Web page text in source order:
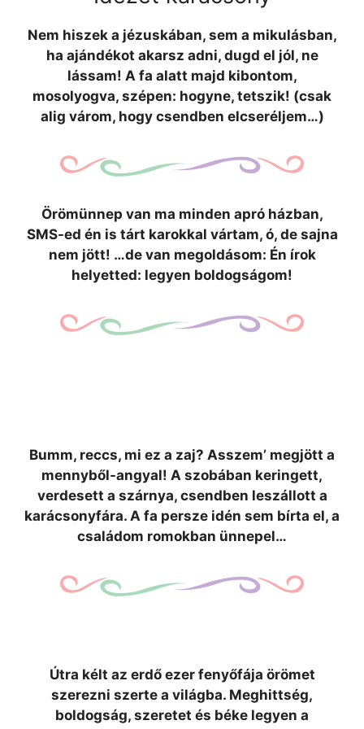
Nem hiszek a jézuskában, sem a mikulásban,
ha ajándékot akarsz adni, dugd el jól, ne
lássam! A fa alatt majd kibontom,
mosolyogva, szépen: hogyne, tetszik! (csak
alig várom, hogy csendben elcseréljem…)
Örömünnep van ma minden apró házban,
SMS-ed én is tárt karokkal vártam, ó, de sajna
nem jött! …de van megoldásom: Én írok
helyetted: legyen boldogságom!
Bumm, reccs, mi ez a zaj? Asszem’ megjött a
mennyből-angyal! A szobában keringett,
verdesett a szárnya, csendben leszállott a
karácsonyfára. A fa persze idén sem bírta el, a
családom romokban ünnepel…
Útra kélt az erdő ezer fenyőfája örömet
szerezni szerte a világba. Meghittség,
boldogság, szeretet és béke legyen a